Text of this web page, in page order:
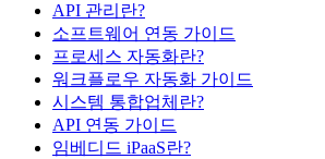
API 관리란?
소프트웨어 연동 가이드
프로세스 자동화란?
워크플로우 자동화 가이드
시스템 통합업체란?
API 연동 가이드
임베디드 iPaaS란?